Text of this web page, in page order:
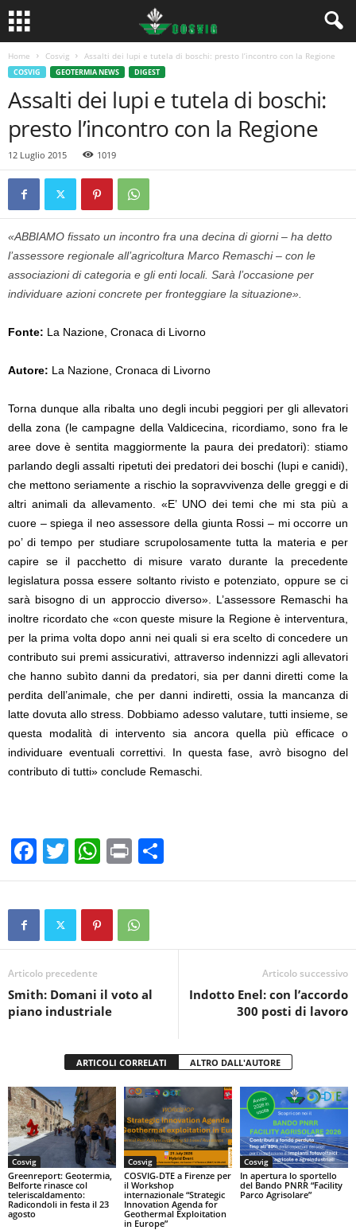
Home Cosvig Assalti dei lupi e tutela di boschi: presto l’incontro con la Regione
COSVIG GEOTERMIA NEWS DIGEST
Assalti dei lupi e tutela di boschi:
presto l’incontro con la Regione
12 Luglio 2015 1019
«ABBIAMO fissato un incontro fra una decina di giorni – ha detto
l’assessore regionale all’agricoltura Marco Remaschi – con le
associazioni di categoria e gli enti locali. Sarà l’occasione per
individuare azioni concrete per fronteggiare la situazione».
Fonte: La Nazione, Cronaca di Livorno
Autore: La Nazione, Cronaca di Livorno
Torna dunque alla ribalta uno degli incubi peggiori per gli allevatori
della zona (le campagne della Valdicecina, ricordiamo, sono fra le
aree dove è sentita maggiormente la paura dei predatori): stiamo
parlando degli assalti ripetuti dei predatori dei boschi (lupi e canidi),
che mettono seriamente a rischio la sopravvivenza delle greggi e di
altri animali da allevamento.
«E’ UNO dei temi che mi sta più a
cuore – spiega il neo assessore della giunta Rossi – mi occorre un
po’ di tempo per studiare scrupolosamente tutta la materia e per
capire se il pacchetto di misure varato durante la precedente
legislatura possa essere soltanto rivisto e potenziato, oppure se ci
sarà bisogno di un approccio diverso». L’assessore Remaschi ha
inoltre ricordato che «con queste misure la Regione è interventura,
per la prima volta dopo anni nei quali si era scelto di concedere un
contributo sui premi assicurativi, attraverso indennizzi agli allevatori
che hanno subìto danni da predatori, sia per danni diretti come la
perdita dell’animale, che per danni indiretti, ossia la mancanza di
latte dovuta allo stress. Dobbiamo adesso valutare, tutti insieme, se
questa modalità di intervento sia ancora quella più efficace o
individuare eventuali correttivi. In questa fase, avrò bisogno del
contributo di tutti» conclude Remaschi.
F
a
c
b
o
o
T
wi
tt
W
h
at
s
A
p
Pr
in
t
o
vi
Articolo precedente
Smith: Domani il voto al
piano industriale
Articolo successivo
Indotto Enel: con l’accordo
300 posti di lavoro
ARTICOLI CORRELATI ALTRO DALL'AUTORE
Cosvig
Greenreport: Geotermia,
Belforte rinasce col
teleriscaldamento:
Radicondoli in festa il 23
agosto
Cosvig
COSVIG-DTE a Firenze per
il Workshop
internazionale “Strategic
Innovation Agenda for
Geothermal Exploitation
in Europe”
Cosvig
In apertura lo sportello
del Bando PNRR “Facility
Parco Agrisolare”